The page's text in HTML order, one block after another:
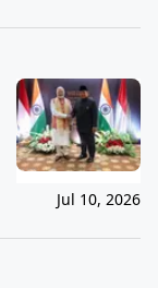
Jul 10, 2026